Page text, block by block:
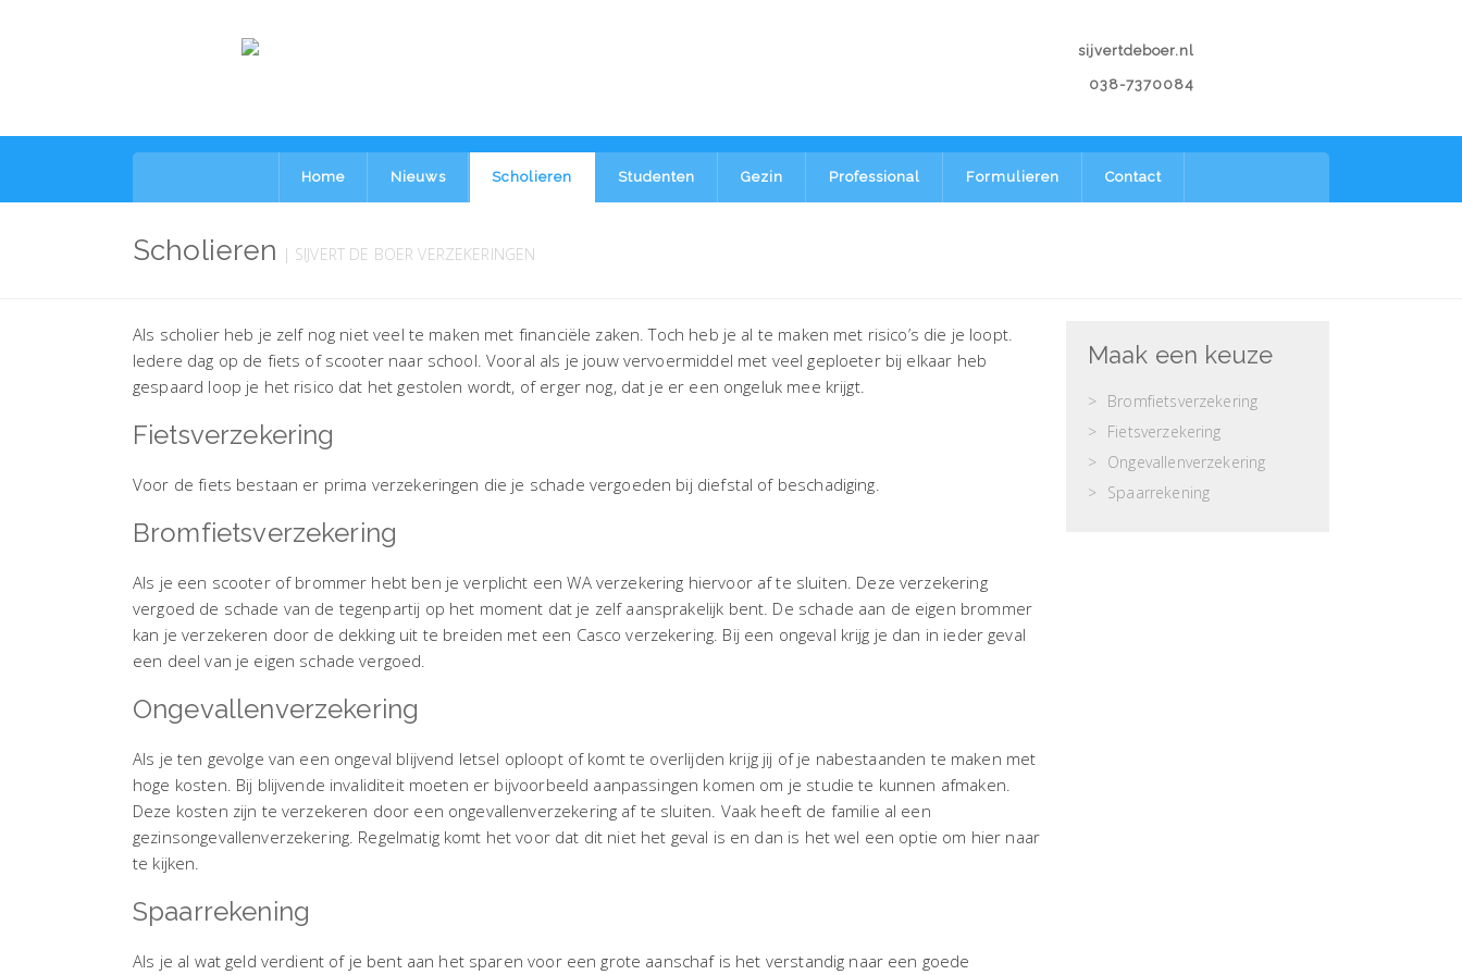
sijvertdeboer.nl
038-7370084
Home Nieuws Scholieren Studenten Gezin Professional Formulieren Contact
Scholieren | SIJVERT DE BOER VERZEKERINGEN
Maak een keuze
Bromfietsverzekering
Fietsverzekering
Ongevallenverzekering
Spaarrekening
Als scholier heb je zelf nog niet veel te maken met financiële zaken. Toch heb je al te maken met risico’s die je loopt.
Iedere dag op de fiets of scooter naar school. Vooral als je jouw vervoermiddel met veel geploeter bij elkaar heb
gespaard loop je het risico dat het gestolen wordt, of erger nog, dat je er een ongeluk mee krijgt.
Fietsverzekering
Voor de fiets bestaan er prima verzekeringen die je schade vergoeden bij diefstal of beschadiging.
Bromfietsverzekering
Als je een scooter of brommer hebt ben je verplicht een WA verzekering hiervoor af te sluiten. Deze verzekering
vergoed de schade van de tegenpartij op het moment dat je zelf aansprakelijk bent. De schade aan de eigen brommer
kan je verzekeren door de dekking uit te breiden met een Casco verzekering. Bij een ongeval krijg je dan in ieder geval
een deel van je eigen schade vergoed.
Ongevallenverzekering
Als je ten gevolge van een ongeval blijvend letsel oploopt of komt te overlijden krijg jij of je nabestaanden te maken met
hoge kosten. Bij blijvende invaliditeit moeten er bijvoorbeeld aanpassingen komen om je studie te kunnen afmaken.
Deze kosten zijn te verzekeren door een ongevallenverzekering af te sluiten. Vaak heeft de familie al een
gezinsongevallenverzekering. Regelmatig komt het voor dat dit niet het geval is en dan is het wel een optie om hier naar
te kijken.
Spaarrekening
Als je al wat geld verdient of je bent aan het sparen voor een grote aanschaf is het verstandig naar een goede